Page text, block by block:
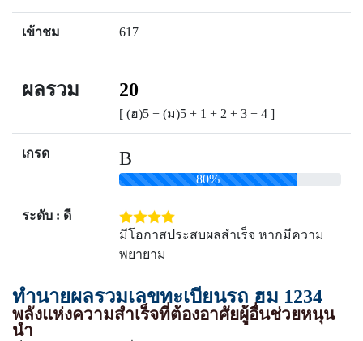
เข้าชม 617
ผลรวม 20
[ (ฮ)5 + (ม)5 + 1 + 2 + 3 + 4 ]
เกรด B
80%
ระดับ : ดี
มีโอกาสประสบผลสำเร็จ หากมีความ
พยายาม
ทำนายผลรวมเลขทะเบียนรถ ฮม 1234
พลังแห่งความสำเร็จที่ต้องอาศัยผู้อื่นช่วยหนุน
นำ